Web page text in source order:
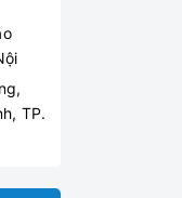
TP.